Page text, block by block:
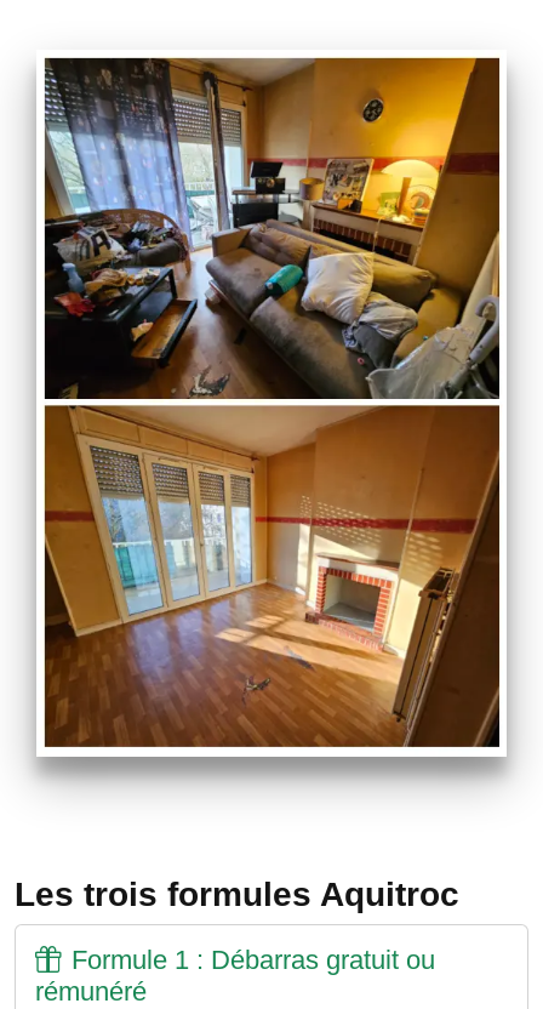
Les trois formules Aquitroc
Formule 1 : Débarras gratuit ou
rémunéré